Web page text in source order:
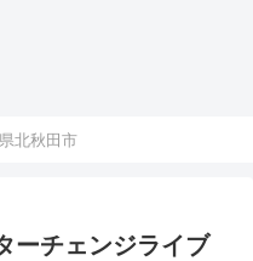
北秋田市
ーチェンジライブ